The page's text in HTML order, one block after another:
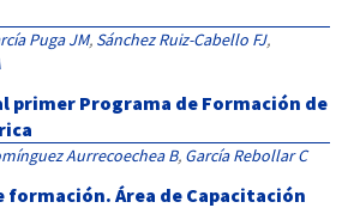
Puga JM, Sánchez Ruiz-Cabello FJ,
primer Programa de Formación de
Aurrecoechea B, García Rebollar C
formación. Área de Capacitación